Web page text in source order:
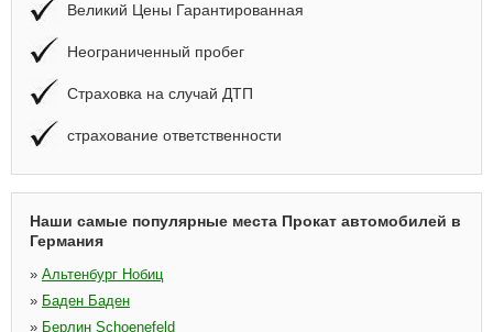
Великий Цены Гарантированная
Неограниченный пробег
Страховка на случай ДТП
страхование ответственности
Наши самые популярные места Прокат автомобилей в
Германия
» Альтенбург Нобиц
» Баден Баден
» Берлин Schoenefeld